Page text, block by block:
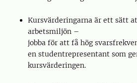
Kursvärderingarna är ett sätt
arbetsmiljön –
jobba för att få hög
en studentrepresentant som
kursvärderingen.